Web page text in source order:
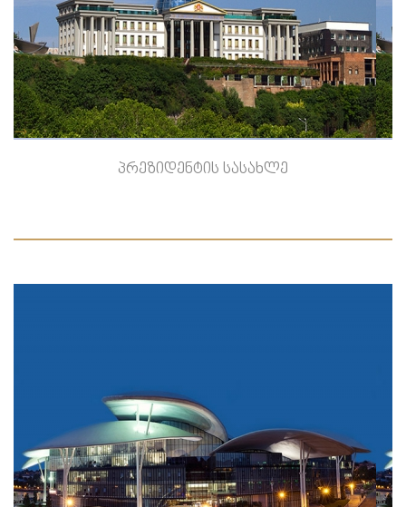
-->
პრეზიდენტის სასახლე